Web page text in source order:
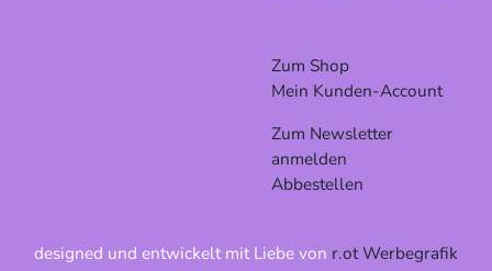
Zum Shop
Mein Kunden-Account
Zum Newsletter
anmelden
Abbestellen
designed und entwickelt mit Liebe von r.ot Werbegrafik